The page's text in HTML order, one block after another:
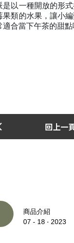
是以一種開放的形
果類的水果，讓小
適合當下午茶的甜點
回上一
商品介紹
07 - 18 ‧ 2023